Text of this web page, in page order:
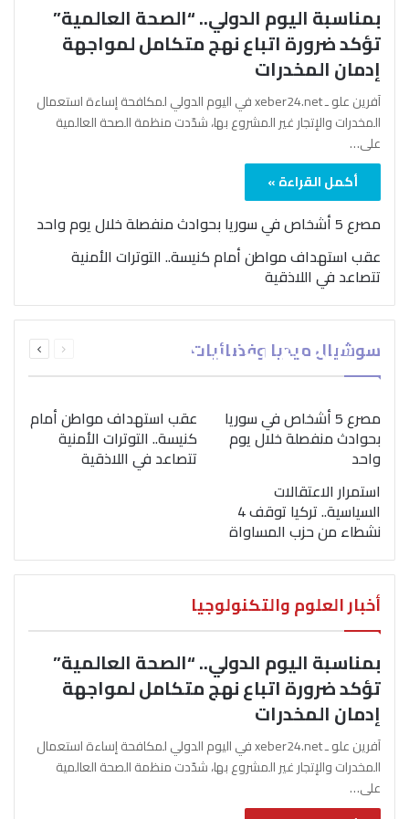
بمناسبة اليوم الدولي.. “الصحة العالمية”
تؤكد ضرورة اتباع نهج متكامل لمواجهة
إدمان المخدرات
آفرين علو ـ xeber24.net في اليوم الدولي لمكافحة إساءة استعمال
المخدرات والإتجار غير المشروع بها، شدّدت منظمة الصحة العالمية
على…
أكمل القراءة »
مصرع 5 أشخاص في سوريا بحوادث منفصلة خلال يوم واحد
عقب استهداف مواطن أمام كنيسة.. التوترات الأمنية
تتصاعد في اللاذقية
سوشيال ميديا وفضائيات الصفحةالصفحة
بمناسبة اليوم الدولي..
“الصحة العالمية” تؤكد
ضرورة اتباع نهج متكامل
لمواجهة إدمان المخدرات
مصرع 5 أشخاص في سوريا
بحوادث منفصلة خلال يوم
واحد
عقب استهداف مواطن أمام
كنيسة.. التوترات الأمنية
تتصاعد في اللاذقية
استمرار الاعتقالات
السياسية.. تركيا توقف 4
نشطاء من حزب المساواة
أخبار العلوم والتكنولوجيا
بمناسبة اليوم الدولي.. “الصحة العالمية”
تؤكد ضرورة اتباع نهج متكامل لمواجهة
إدمان المخدرات
آفرين علو ـ xeber24.net في اليوم الدولي لمكافحة إساءة استعمال
المخدرات والإتجار غير المشروع بها، شدّدت منظمة الصحة العالمية
على…